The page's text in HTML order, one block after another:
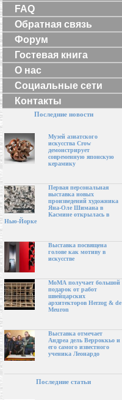
FAQ
Обратная связь
Форум
Гостевая книга
О нас
Социальные сети
Контакты
Последние новости
Музей азиатского
искусства Crow
демонстрирует
современную японскую
керамику
Первая персональная
выставка новых
произведений художника
Яна-Оле Шимана в
Касмине открылась в
Нью-Йорке
Выставка посвящена
голове как мотиву в
искусстве
МоМА получает большой
подарок от работ
швейцарских
архитекторов Herzog & de
Meuron
Выставка отмечает
Андреа дель Верроккьо и
его самого известного
ученика Леонардо
Последние статьи